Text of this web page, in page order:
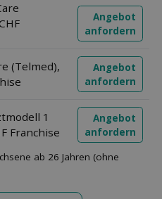
Angebot
anfordern
(Telmed),
Angebot
anfordern
1
Franchise
Angebot
anfordern
ab 26 Jahren (ohne